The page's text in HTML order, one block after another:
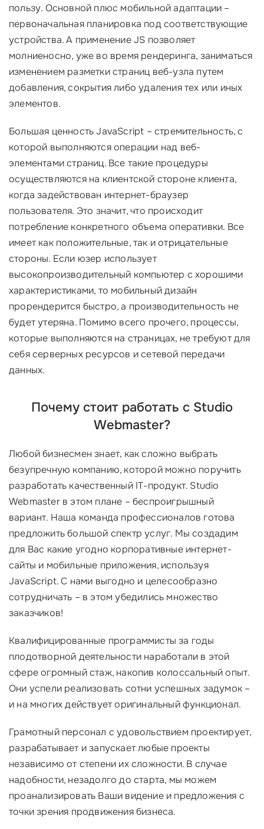
пользу. Основной плюс мобильной адаптации –
первоначальная планировка под соответствующие
устройства. А применение JS позволяет
молниеносно, уже во время рендеринга, заниматься
изменением разметки страниц веб-узла путем
добавления, сокрытия либо удаления тех или иных
элементов.
Большая ценность JavaScript – стремительность, с
которой выполняются операции над веб-
элементами страниц. Все такие процедуры
осуществляются на клиентской стороне клиента,
когда задействован интернет-браузер
пользователя. Это значит, что происходит
потребление конкретного объема оперативки. Все
имеет как положительные, так и отрицательные
стороны. Если юзер использует
высокопроизводительный компьютер с хорошими
характеристиками, то мобильный дизайн
прорендерится быстро, а производительность не
будет утеряна. Помимо всего прочего, процессы,
которые выполняются на страницах, не требуют для
себя серверных ресурсов и сетевой передачи
данных.
Почему стоит работать с Studio
Webmaster?
Любой бизнесмен знает, как сложно выбрать
безупречную компанию, которой можно поручить
разработать качественный IT-продукт. Studio
Webmaster в этом плане – беспроигрышный
вариант. Наша команда профессионалов готова
предложить большой спектр услуг. Мы создадим
для Вас какие угодно корпоративные интернет-
сайты и мобильные приложения, используя
JavaScript. С нами выгодно и целесообразно
сотрудничать – в этом убедились множество
заказчиков!
Квалифицированные программисты за годы
плодотворной деятельности наработали в этой
сфере огромный стаж, накопив колоссальный опыт.
Они успели реализовать сотни успешных задумок –
и на многих действует оригинальный функционал.
Грамотный персонал с удовольствием проектирует,
разрабатывает и запускает любые проекты
независимо от степени их сложности. В случае
надобности, незадолго до старта, мы можем
проанализировать Ваши видение и предложения с
точки зрения продвижения бизнеса.